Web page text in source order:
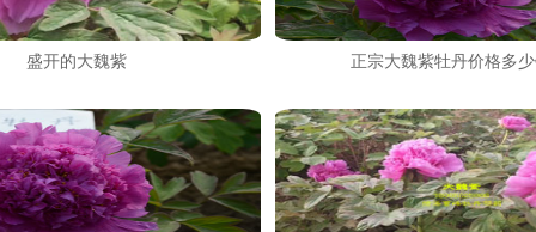
盛开的大魏紫 正宗大魏紫牡丹价格多